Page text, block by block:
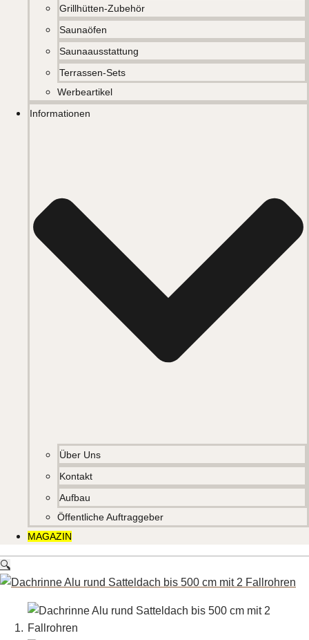
Grillhütten-Zubehör
Saunaöfen
Saunaausstattung
Terrassen-Sets
Werbeartikel
Informationen
Über Uns
Kontakt
Aufbau
Öffentliche Auftraggeber
MAGAZIN
🔍